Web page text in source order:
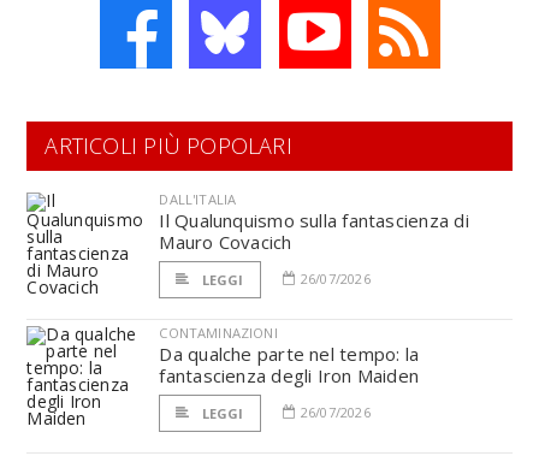
ARTICOLI PIÙ POPOLARI
DALL'ITALIA
Il Qualunquismo sulla fantascienza di
Mauro Covacich
LEGGI 26/07/2026
CONTAMINAZIONI
Da qualche parte nel tempo: la
fantascienza degli Iron Maiden
LEGGI 26/07/2026